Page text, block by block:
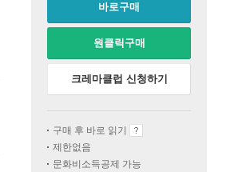
바로구매
원클릭구매
크레마클럽 신청하기
구매 후 바로 읽기
제한없음
문화비소득공제 가능